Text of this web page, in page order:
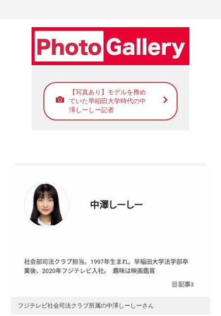
【写真あり】モデルを務め
ていた早稲田大学時代の中
澤しーしー記者
フジテレビ社会司法クラブ所属の中澤しーしーさん